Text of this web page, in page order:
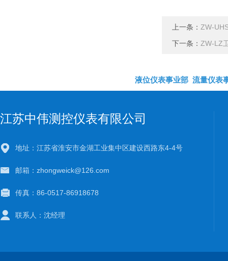
上一条： ZW-
下一条： ZW-LZ
液位仪表事业部 流量仪表
江苏中伟测控仪表有限公司
地址：江苏省淮安市金湖工业集中区建设西路东4-4号
邮箱：zhongweick@126.com
传真：86-0517-86918678
联系人：沈经理